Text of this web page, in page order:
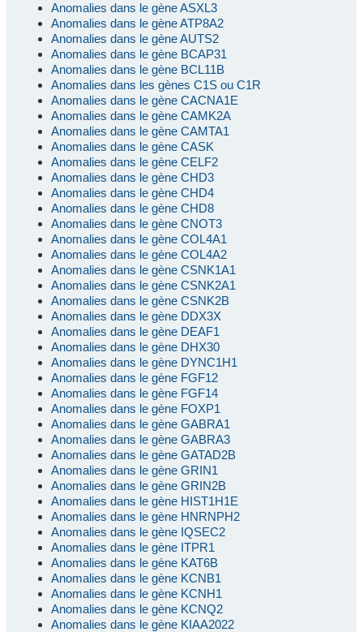
Anomalies dans le gène ASXL3
Anomalies dans le gène ATP8A2
Anomalies dans le gène AUTS2
Anomalies dans le gène BCAP31
Anomalies dans le gène BCL11B
Anomalies dans les gènes C1S ou C1R
Anomalies dans le gène CACNA1E
Anomalies dans le gène CAMK2A
Anomalies dans le gène CAMTA1
Anomalies dans le gène CASK
Anomalies dans le gène CELF2
Anomalies dans le gène CHD3
Anomalies dans le gène CHD4
Anomalies dans le gène CHD8
Anomalies dans le gène CNOT3
Anomalies dans le gène COL4A1
Anomalies dans le gène COL4A2
Anomalies dans le gène CSNK1A1
Anomalies dans le gène CSNK2A1
Anomalies dans le gène CSNK2B
Anomalies dans le gène DDX3X
Anomalies dans le gène DEAF1
Anomalies dans le gène DHX30
Anomalies dans le gène DYNC1H1
Anomalies dans le gène FGF12
Anomalies dans le gène FGF14
Anomalies dans le gène FOXP1
Anomalies dans le gène GABRA1
Anomalies dans le gène GABRA3
Anomalies dans le gène GATAD2B
Anomalies dans le gène GRIN1
Anomalies dans le gène GRIN2B
Anomalies dans le gène HIST1H1E
Anomalies dans le gène HNRNPH2
Anomalies dans le gène IQSEC2
Anomalies dans le gène ITPR1
Anomalies dans le gène KAT6B
Anomalies dans le gène KCNB1
Anomalies dans le gène KCNH1
Anomalies dans le gène KCNQ2
Anomalies dans le gène KIAA2022